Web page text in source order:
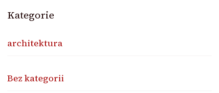
Kategorie
architektura
Bez kategorii